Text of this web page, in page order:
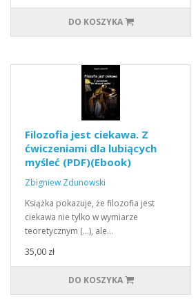
DO KOSZYKA
Filozofia jest ciekawa. Z
ćwiczeniami dla lubiących
myśleć (PDF)(Ebook)
Zbigniew Zdunowski
Książka pokazuje, że filozofia jest
ciekawa nie tylko w wymiarze
teoretycznym (...), ale…
35,00 zł
DO KOSZYKA